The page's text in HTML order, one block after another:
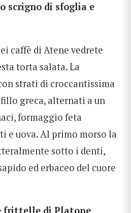
scrigno di sfoglia e
caffè di Atene vedrete
torta salata. La
strati di croccantissima
greca, alternati a un
formaggio feta
e uova. Al primo morso la
sotto i denti,
ed erbaceo del cuore
frittelle di Platone